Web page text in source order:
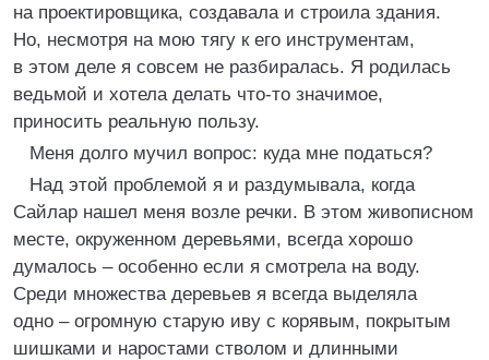
на проектировщика, создавала и строила здания.
Но, несмотря на мою тягу к его инструментам,
в этом деле я совсем не разбиралась. Я родилась
ведьмой и хотела делать что-то значимое,
приносить реальную пользу.
Меня долго мучил вопрос: куда мне податься?
Над этой проблемой я и раздумывала, когда
Сайлар нашел меня возле речки. В этом живописном
месте, окруженном деревьями, всегда хорошо
думалось – особенно если я смотрела на воду.
Среди множества деревьев я всегда выделяла
одно – огромную старую иву с корявым, покрытым
шишками и наростами стволом и длинными